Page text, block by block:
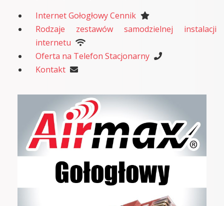
Internet Gołogłowy Cennik
Rodzaje zestawów samodzielnej instalacji
internetu
Oferta na Telefon Stacjonarny
Kontakt